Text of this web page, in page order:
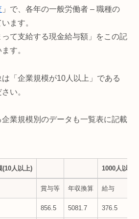
」で、各年の一般労働者 – 職種の
ます。
て支給する現金給与額」をこの記
す。
「企業規模が10人以上」である
い。
業規模別のデータも一覧表に記載
(10人以上) 1000人以上
人以上) 1000人以上
賞与等 年収換算 給与
856.5 5081.7 376.5